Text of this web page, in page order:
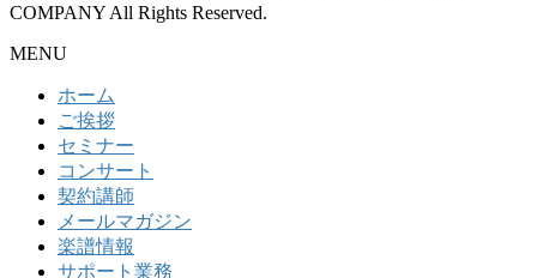
COMPANY All Rights Reserved.
MENU
ホーム
ご挨拶
セミナー
コンサート
契約講師
メールマガジン
楽譜情報
サポート業務